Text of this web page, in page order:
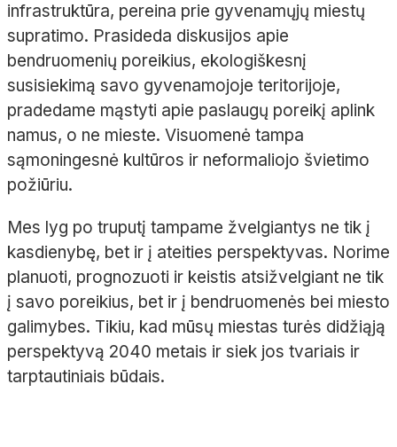
infrastruktūra, pereina prie gyvenamųjų miestų
supratimo. Prasideda diskusijos apie
bendruomenių poreikius, ekologiškesnį
susisiekimą savo gyvenamojoje teritorijoje,
pradedame mąstyti apie paslaugų poreikį aplink
namus, o ne mieste. Visuomenė tampa
sąmoningesnė kultūros ir neformaliojo švietimo
požiūriu.
Mes lyg po truputį tampame žvelgiantys ne tik į
kasdienybę, bet ir į ateities perspektyvas. Norime
planuoti, prognozuoti ir keistis atsižvelgiant ne tik
į savo poreikius, bet ir į bendruomenės bei miesto
galimybes. Tikiu, kad mūsų miestas turės didžiąją
perspektyvą 2040 metais ir siek jos tvariais ir
tarptautiniais būdais.